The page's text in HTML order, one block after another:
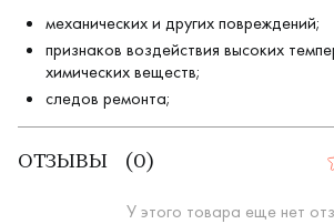
механических и других повреждений;
признаков воздействия высоких
химических веществ;
следов ремонта;
ОТЗЫВЫ ( 0)
У этого товара еще нет